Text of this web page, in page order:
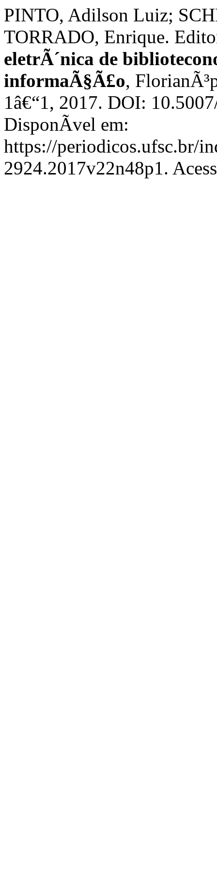
PINTO, Adilson Luiz;
TORRADO, Enrique.
eletrÃ´nica de
informaÃ§Ã£o,
1â€“1, 2017. DOI:
DisponÃ­vel em:
https://periodicos.ufsc.br/
2924.2017v22n48p1.